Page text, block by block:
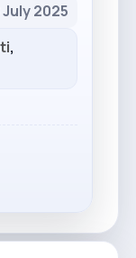
July 2025
,